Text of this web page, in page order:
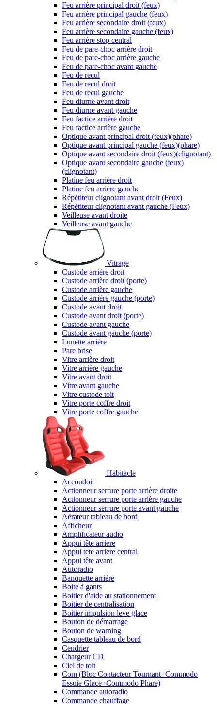
Feu arrière principal droit (feux)
Feu arrière principal gauche (feux)
Feu arrière secondaire droit (feux)
Feu arrière secondaire gauche (feux)
Feu arrière stop central
Feu de pare-choc arrière droit
Feu de pare-choc arrière gauche
Feu de pare-choc avant gauche
Feu de recul
Feu de recul droit
Feu de recul gauche
Feu diurne avant droit
Feu diurne avant gauche
Feu factice arrière droit
Feu factice arrière gauche
Optique avant principal droit (feux)(phare)
Optique avant principal gauche (feux)(phare)
Optique avant secondaire droit (feux)(clignotant)
Optique avant secondaire gauche (feux)
(clignotant)
Platine feu arrière droit
Platine feu arrière gauche
Répétiteur clignotant avant droit (Feux)
Répétiteur clignotant avant gauche (Feux)
Veilleuse avant droite
Veilleuse avant gauche
Vitrage
Custode arrière droit
Custode arrière droit (porte)
Custode arrière gauche
Custode arrière gauche (porte)
Custode avant droit
Custode avant droit (porte)
Custode avant gauche
Custode avant gauche (porte)
Lunette arrière
Pare brise
Vitre arrière droit
Vitre arrière gauche
Vitre avant droit
Vitre avant gauche
Vitre custode toit
Vitre porte coffre droit
Vitre porte coffre gauche
Habitacle
Accoudoir
Actionneur serrure porte arrière droite
Actionneur serrure porte arrière gauche
Actionneur serrure porte avant gauche
Aérateur tableau de bord
Afficheur
Amplificateur audio
Appui tête arrière
Appui tête arrière central
Appui tête avant
Autoradio
Banquette arrière
Boite à gants
Boitier d'aide au stationnement
Boitier de centralisation
Boitier impulsion leve glace
Bouton de démarrage
Bouton de warning
Casquette tableau de bord
Cendrier
Chargeur CD
Ciel de toit
Com (Bloc Contacteur Tournant+Commodo
Essuie Glace+Commodo Phare)
Commande autoradio
Commande chauffage